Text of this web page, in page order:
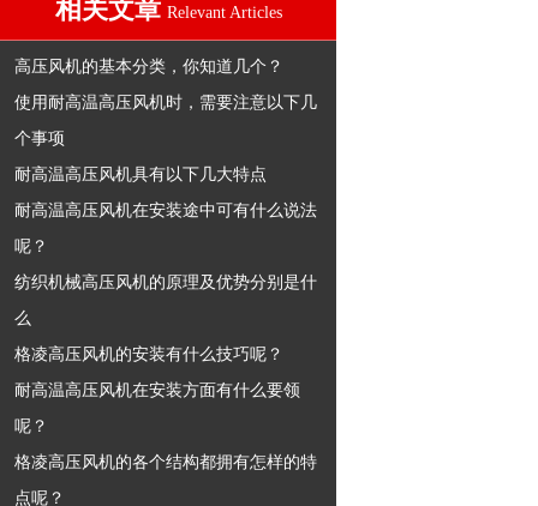
相关文章 Relevant Articles
高压风机的基本分类，你知道几个？
使用耐高温高压风机时，需要注意以下几
个事项
耐高温高压风机具有以下几大特点
耐高温高压风机在安装途中可有什么说法
呢？
纺织机械高压风机的原理及优势分别是什
么
格凌高压风机的安装有什么技巧呢？
耐高温高压风机在安装方面有什么要领
呢？
格凌高压风机的各个结构都拥有怎样的特
点呢？